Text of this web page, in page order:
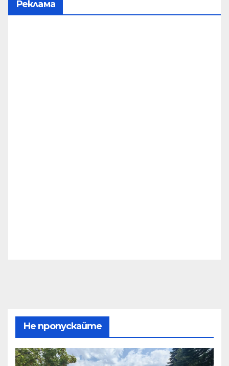
Реклама
Не пропускайте